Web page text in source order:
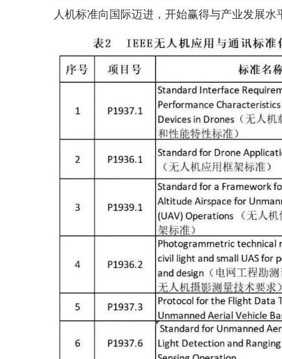
人机标准向国际迈进，开始赢得与产业发展水